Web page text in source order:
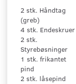
2 stk. Håndtag
(greb)
4 stk. Endeskruer
2 stk.
Styrebøsninger
1 stk. frikantet
pind
2 stk. låsepind